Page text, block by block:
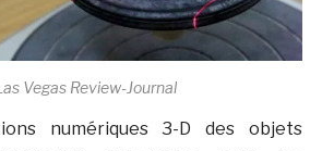
Vegas Review-Journal
numériques 3-D des objets